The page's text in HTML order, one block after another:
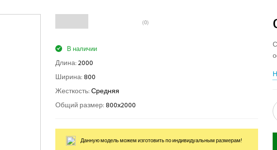
(0)
В наличии
Длина:2000
Ширина:800
Жесткость:Средняя
Общий размер:800х2000
Данную модель можем изготовить по индивидуальным размерам!